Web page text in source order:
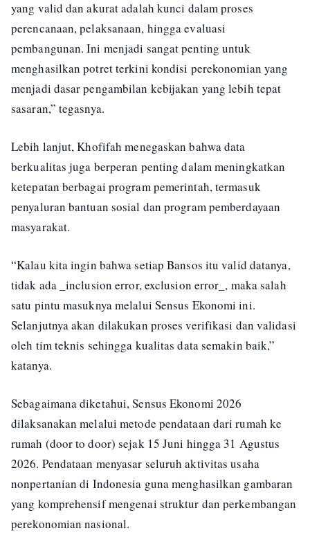
yang valid dan akurat adalah kunci dalam proses
perencanaan, pelaksanaan, hingga evaluasi
pembangunan. Ini menjadi sangat penting untuk
menghasilkan potret terkini kondisi perekonomian yang
menjadi dasar pengambilan kebijakan yang lebih tepat
sasaran,” tegasnya.
Lebih lanjut, Khofifah menegaskan bahwa data
berkualitas juga berperan penting dalam meningkatkan
ketepatan berbagai program pemerintah, termasuk
penyaluran bantuan sosial dan program pemberdayaan
masyarakat.
“Kalau kita ingin bahwa setiap Bansos itu valid datanya,
tidak ada _inclusion error, exclusion error_, maka salah
satu pintu masuknya melalui Sensus Ekonomi ini.
Selanjutnya akan dilakukan proses verifikasi dan validasi
oleh tim teknis sehingga kualitas data semakin baik,”
katanya.
Sebagaimana diketahui, Sensus Ekonomi 2026
dilaksanakan melalui metode pendataan dari rumah ke
rumah (door to door) sejak 15 Juni hingga 31 Agustus
2026. Pendataan menyasar seluruh aktivitas usaha
nonpertanian di Indonesia guna menghasilkan gambaran
yang komprehensif mengenai struktur dan perkembangan
perekonomian nasional.